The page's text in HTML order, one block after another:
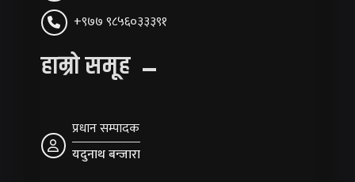
+९७७ ९८५६०३३३९१
हाम्रो समूह
प्रधान सम्पादक
यदुनाथ बन्जारा